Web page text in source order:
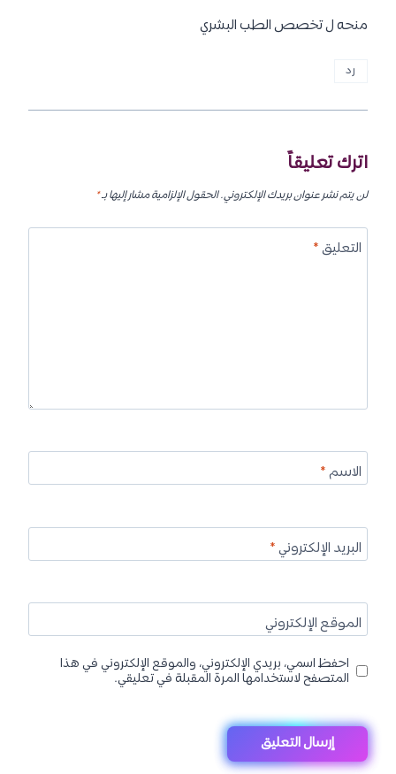
منحه ل تخصص الطب البشري
رد
اترك تعليقاً
لن يتم نشر عنوان بريدك الإلكتروني.الحقول الإلزامية مشار إليها بـ*
التعليق*
الاسم*
البريد الإلكتروني*
الموقع الإلكتروني
احفظ اسمي، بريدي الإلكتروني، والموقع الإلكتروني في هذا
المتصفح لاستخدامها المرة المقبلة في تعليقي.